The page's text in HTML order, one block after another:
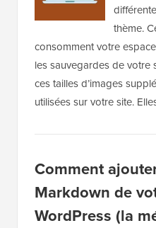
thème.
consomment votre
les sauvegardes de votre
ces tailles d’images
utilisées sur votre site.
Comment
Markdown de
WordPress (la